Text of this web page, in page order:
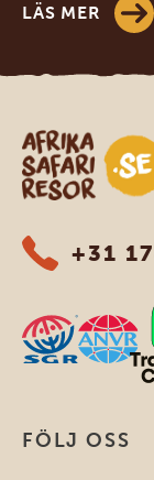
LÄS MER
Safari-resor i
+31
FÖLJ OSS